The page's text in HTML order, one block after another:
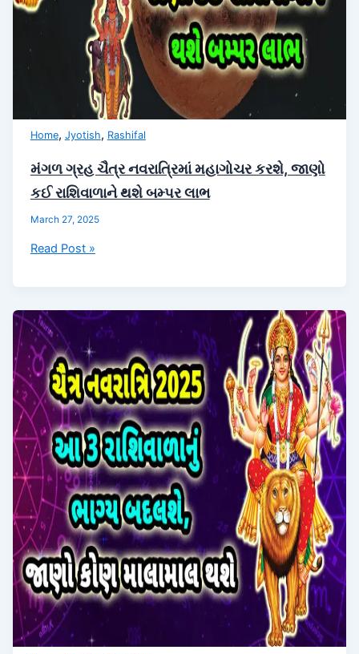
મોટી
મળશે
Home, Jyotish, Rashifal
મંગળ ગ્રહ ચૈત્ર નવરાત્રિમાં મહાગોચર કરશે, જાણો
કઈ રાશિવાળાને થશે બમ્પર લાભ
March 27, 2025
મંગળ
મહાગોચર
કરશે,
જાણો
કઈ
રાશિવાળાને
થશે
બમ્પર
લાભ
Read Post »